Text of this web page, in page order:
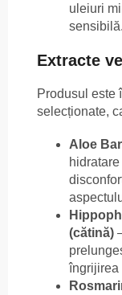
uleiuri
sensibilă.
Extracte
Produsul este
selecționate,
Aloe
(cătină)
îngrijirea